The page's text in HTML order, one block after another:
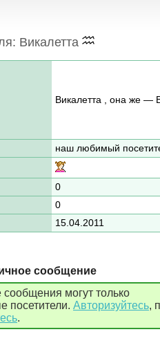
Викалетта
Викалетта , она же —
наш любимый
0
0
15.04.2011
сообщение
могут только
посетители. Авторизуйтесь,
.